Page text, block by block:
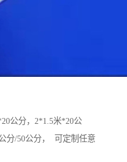
公分，2*1.5米*20公
分/50公分， 可定制任意